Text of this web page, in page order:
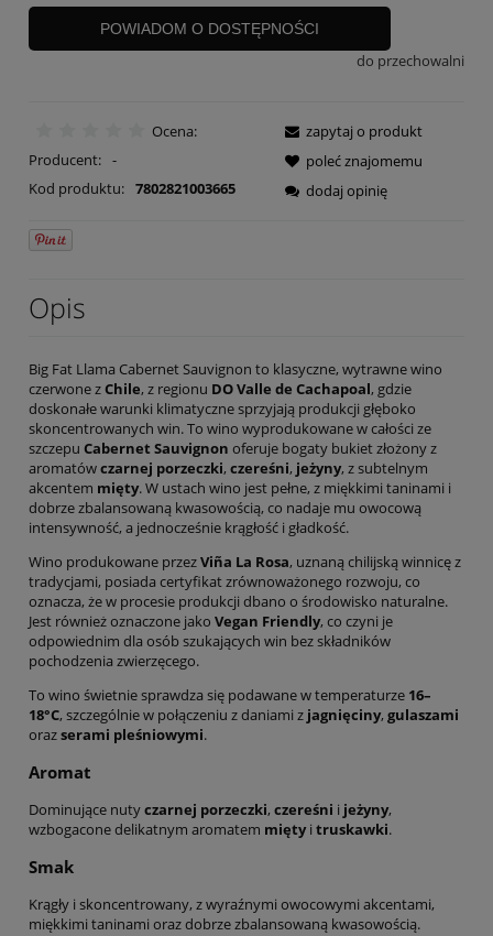
POWIADOM O DOSTĘPNOŚCI
do przechowalni
Ocena:
Producent: -
Kod produktu: 7802821003665
zapytaj o produkt
poleć znajomemu
dodaj opinię
Opis
Big Fat Llama Cabernet Sauvignon to klasyczne, wytrawne wino
czerwone zChile, z regionu DO Valle de Cachapoal, gdzie
doskonałe warunki klimatyczne sprzyjają produkcji głęboko
skoncentrowanych win. To wino wyprodukowane w całości ze
szczepu Cabernet Sauvignon oferuje bogaty bukiet złożony z
aromatówczarnej porzeczki, czereśni, jeżyny, z subtelnym
akcentem mięty. W ustach wino jest pełne, z miękkimi taninami i
dobrze zbalansowaną kwasowością, co nadaje mu owocową
intensywność, a jednocześnie krągłość i gładkość.
Wino produkowane przezViña La Rosa, uznaną chilijską winnicę z
tradycjami, posiada certyfikat zrównoważonego rozwoju, co
oznacza, że w procesie produkcji dbano o środowisko naturalne.
Jest również oznaczone jako Vegan Friendly, co czyni je
odpowiednim dla osób szukających win bez składników
pochodzenia zwierzęcego.
To wino świetnie sprawdza się podawane w temperaturze 16–
18°C, szczególnie w połączeniu z daniami z jagnięciny, gulaszami
orazserami pleśniowymi.
Aromat
Dominujące nutyczarnej porzeczki, czereśni i jeżyny,
wzbogacone delikatnym aromatem miętyi truskawki.
Smak
Krągły i skoncentrowany, z wyraźnymi owocowymi akcentami,
miękkimi taninami oraz dobrze zbalansowaną kwasowością.